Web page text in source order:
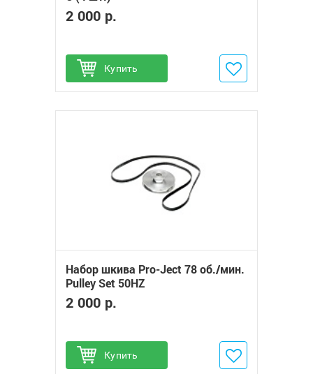
2 000 р.
Купить
Добавить в избранное
Набор шкива Pro-Ject 78 об./мин.
Pulley Set 50HZ
2 000 р.
Купить
Добавить в избранное